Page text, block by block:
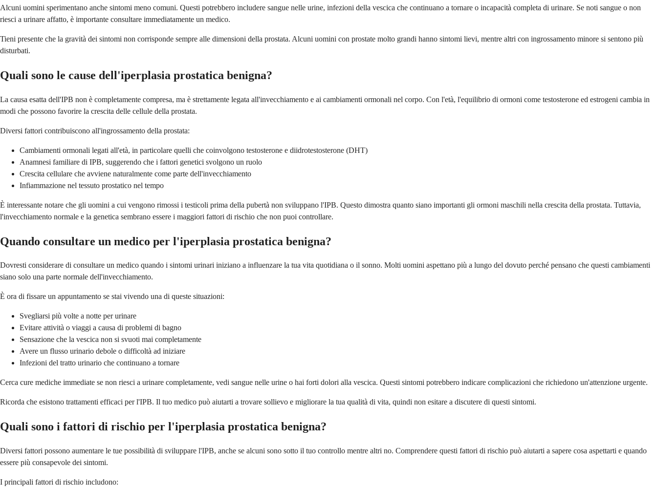
Alcuni uomini sperimentano anche sintomi meno comuni. Questi potrebbero includere sangue nelle urine, infezioni della vescica che continuano a tornare o incapacità completa di urinare. Se noti sangue o non
riesci a urinare affatto, è importante consultare immediatamente un medico.
Tieni presente che la gravità dei sintomi non corrisponde sempre alle dimensioni della prostata. Alcuni uomini con prostate molto grandi hanno sintomi lievi, mentre altri con ingrossamento minore si sentono più
disturbati.
Quali sono le cause dell'iperplasia prostatica benigna?
La causa esatta dell'IPB non è completamente compresa, ma è strettamente legata all'invecchiamento e ai cambiamenti ormonali nel corpo. Con l'età, l'equilibrio di ormoni come testosterone ed estrogeni cambia in
modi che possono favorire la crescita delle cellule della prostata.
Diversi fattori contribuiscono all'ingrossamento della prostata:
Cambiamenti ormonali legati all'età, in particolare quelli che coinvolgono testosterone e diidrotestosterone (DHT)
Anamnesi familiare di IPB, suggerendo che i fattori genetici svolgono un ruolo
Crescita cellulare che avviene naturalmente come parte dell'invecchiamento
Infiammazione nel tessuto prostatico nel tempo
È interessante notare che gli uomini a cui vengono rimossi i testicoli prima della pubertà non sviluppano l'IPB. Questo dimostra quanto siano importanti gli ormoni maschili nella crescita della prostata. Tuttavia,
l'invecchiamento normale e la genetica sembrano essere i maggiori fattori di rischio che non puoi controllare.
Quando consultare un medico per l'iperplasia prostatica benigna?
Dovresti considerare di consultare un medico quando i sintomi urinari iniziano a influenzare la tua vita quotidiana o il sonno. Molti uomini aspettano più a lungo del dovuto perché pensano che questi cambiamenti
siano solo una parte normale dell'invecchiamento.
È ora di fissare un appuntamento se stai vivendo una di queste situazioni:
Svegliarsi più volte a notte per urinare
Evitare attività o viaggi a causa di problemi di bagno
Sensazione che la vescica non si svuoti mai completamente
Avere un flusso urinario debole o difficoltà ad iniziare
Infezioni del tratto urinario che continuano a tornare
Cerca cure mediche immediate se non riesci a urinare completamente, vedi sangue nelle urine o hai forti dolori alla vescica. Questi sintomi potrebbero indicare complicazioni che richiedono un'attenzione urgente.
Ricorda che esistono trattamenti efficaci per l'IPB. Il tuo medico può aiutarti a trovare sollievo e migliorare la tua qualità di vita, quindi non esitare a discutere di questi sintomi.
Quali sono i fattori di rischio per l'iperplasia prostatica benigna?
Diversi fattori possono aumentare le tue possibilità di sviluppare l'IPB, anche se alcuni sono sotto il tuo controllo mentre altri no. Comprendere questi fattori di rischio può aiutarti a sapere cosa aspettarti e quando
essere più consapevole dei sintomi.
I principali fattori di rischio includono: